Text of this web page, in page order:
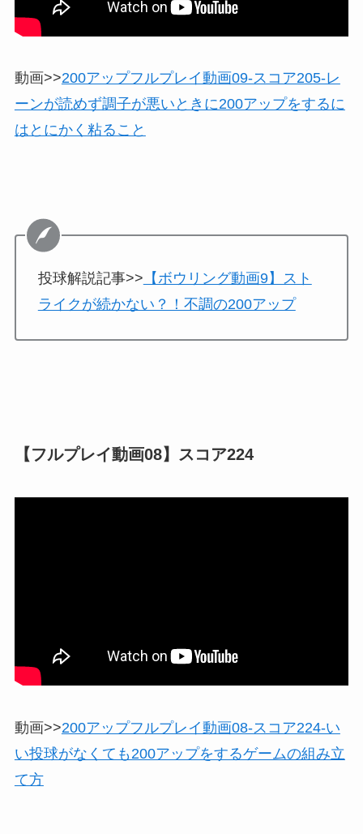
動画>>200アップフルプレイ動画09-スコア205-レ
ーンが読めず調子が悪いときに200アップをするに
はとにかく粘ること
投球解説記事>> 【ボウリング動画9】スト
ライクが続かない？！不調の200アップ
【フルプレイ動画08】スコア224
動画>>200アップフルプレイ動画08-スコア224-い
い投球がなくても200アップをするゲームの組み立
て方